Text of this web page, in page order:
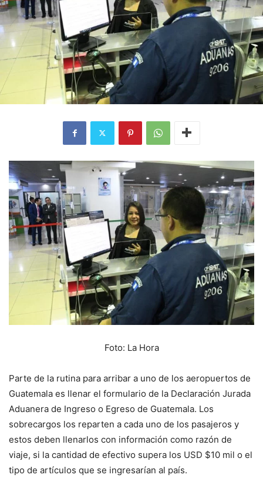
Foto: La Hora
Parte de la rutina para arribar a uno de los aeropuertos de
Guatemala es llenar el formulario de la Declaración Jurada
Aduanera de Ingreso o Egreso de Guatemala. Los
sobrecargos los reparten a cada uno de los pasajeros y
estos deben llenarlos con información como razón de
viaje, si la cantidad de efectivo supera los USD $10 mil o el
tipo de artículos que se ingresarían al país.